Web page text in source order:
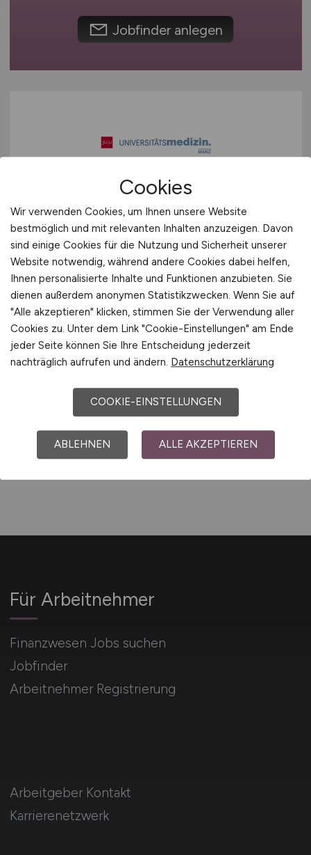
Jobfinder anlegen
Abteilungsleitung(m/w/d)
strategisches Medizincontrolling
und Reporting
Universitätsmedizin der Johannes Gutenberg-
Universität Mainz
30.07.2026
Mainz
1
Für Arbeitnehmer
Finanzwesen Jobs suchen
Jobfinder
Arbeitnehmer Registrierung
Arbeitgeber Kontakt
Karrierenetzwerk
Cookies
Wir verwenden Cookies, um Ihnen unsere Website
bestmöglich und mit relevanten Inhalten anzuzeigen. Davon
sind einige Cookies für die Nutzung und Sicherheit unserer
Website notwendig, während andere Cookies dabei helfen,
Ihnen personalisierte Inhalte und Funktionen anzubieten. Sie
dienen außerdem anonymen Statistikzwecken. Wenn Sie auf
"Alle akzeptieren" klicken, stimmen Sie der Verwendung aller
Cookies zu. Unter dem Link "Cookie-Einstellungen" am Ende
jeder Seite können Sie Ihre Entscheidung jederzeit
nachträglich aufrufen und ändern. Datenschutzerklärung
COOKIE-EINSTELLUNGEN
ABLEHNEN ALLE AKZEPTIEREN